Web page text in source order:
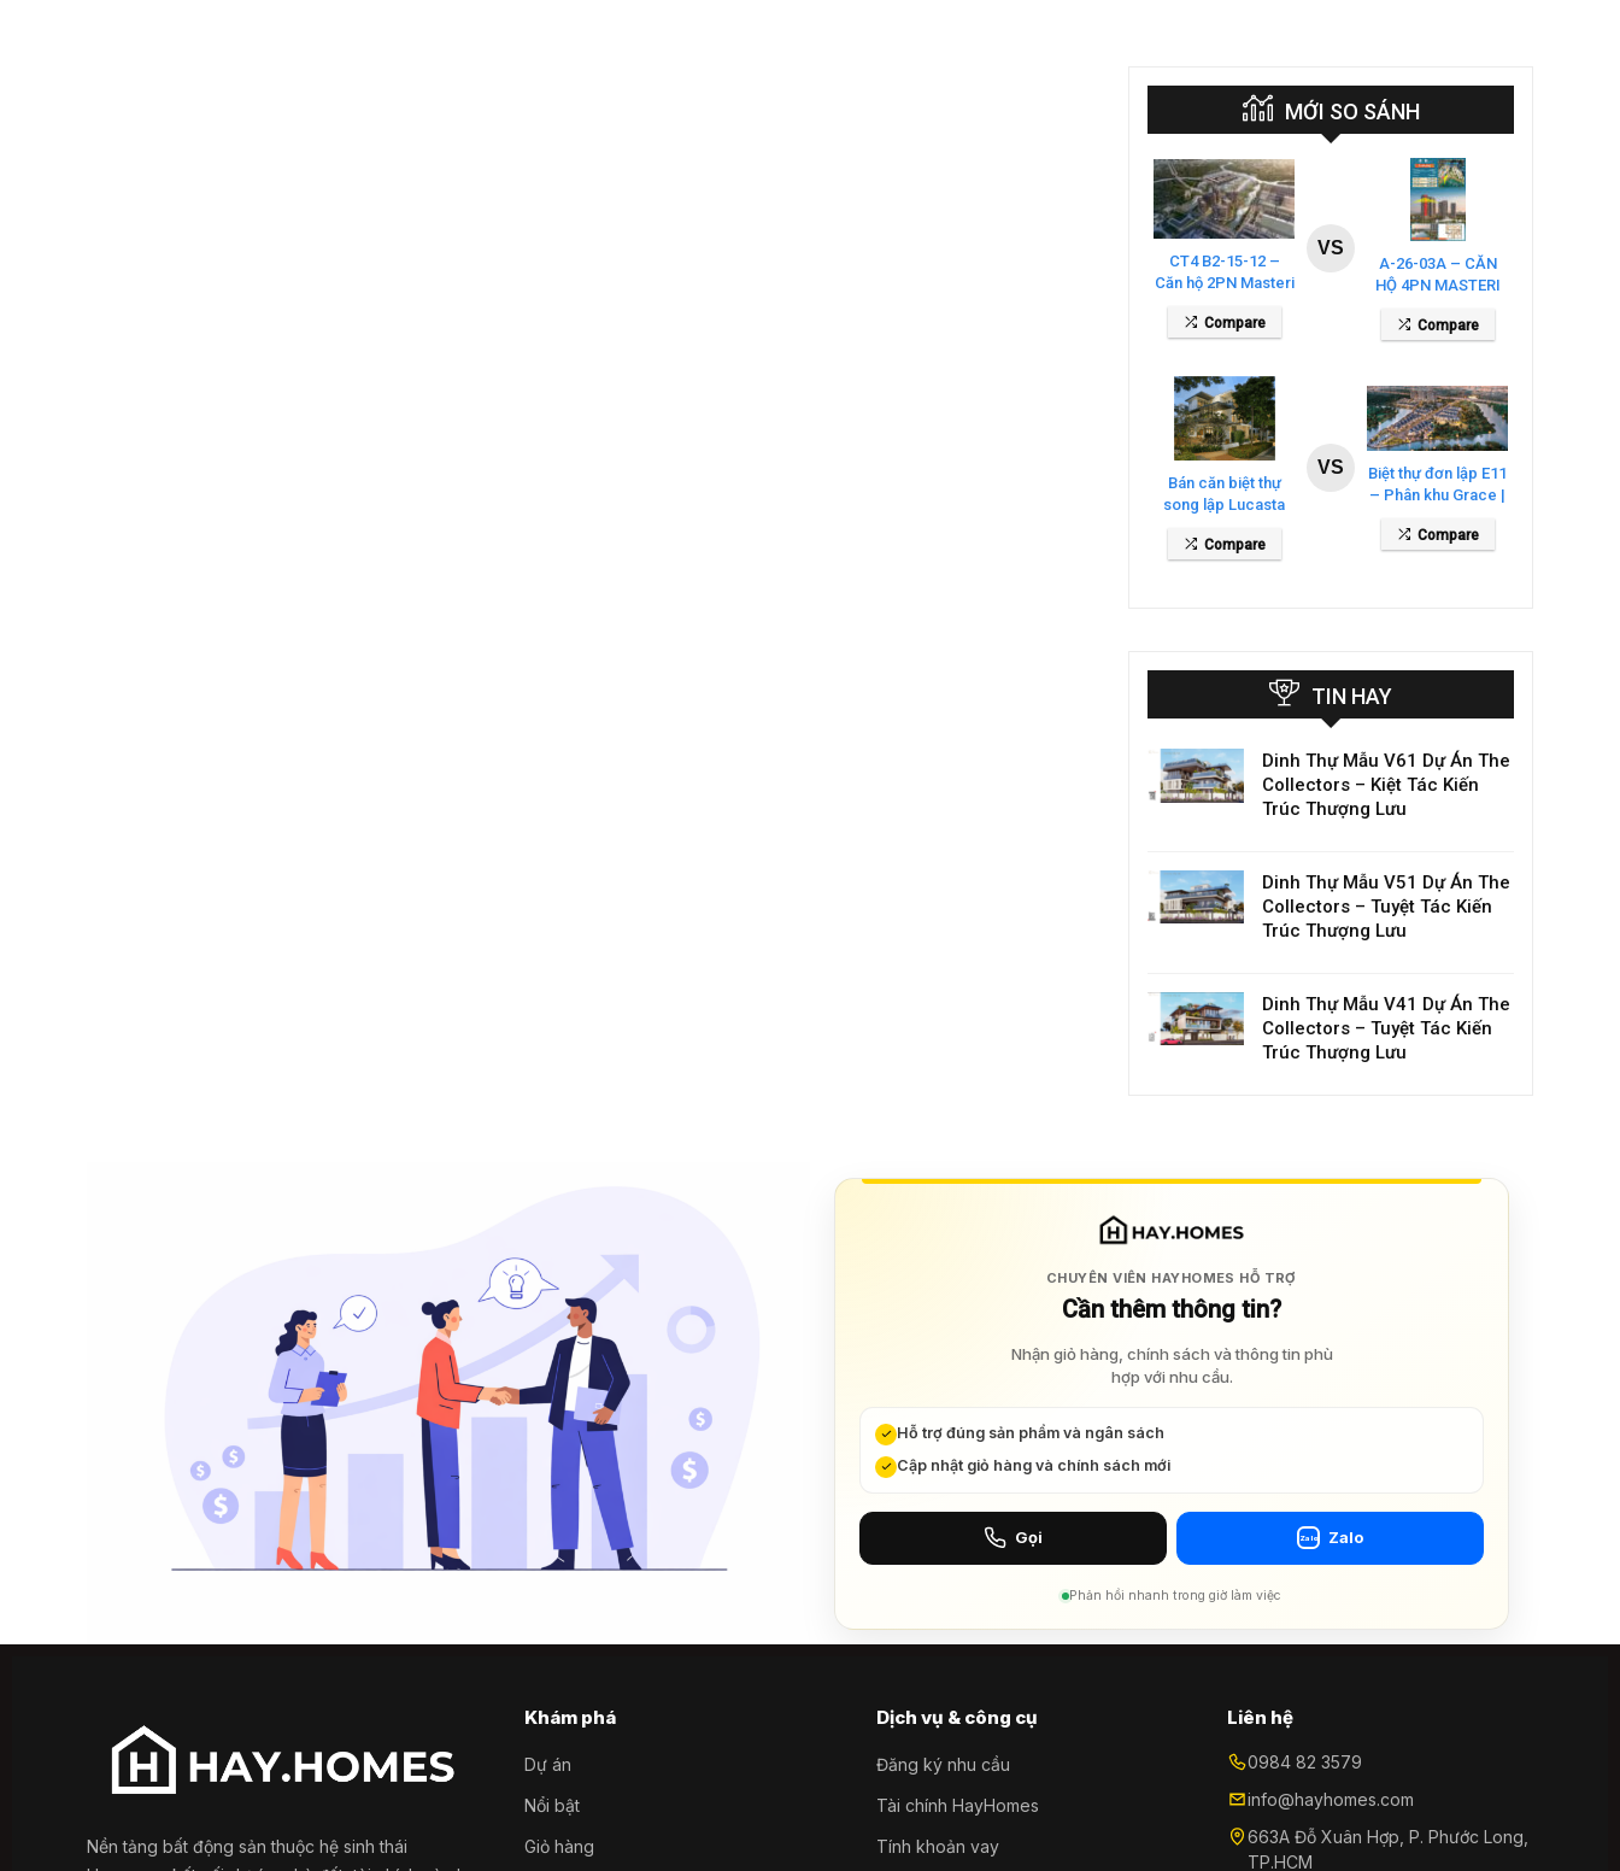
MỚI SO SÁNH
CT4 B2-15-12 –
Căn hộ 2PN Masteri
Compare
VS
A-26-03A – CĂN
HỘ 4PN MASTERI
COSMO CENTRAL
– THE GLOBAL
Compare
Bán căn biệt thự
song lập Lucasta
Villa – DT 175m2
giá 26 tỷ
Compare
VS
Biệt thự đơn lập E11
– Phân khu Grace |
Waters
Compare
TIN HAY
Dinh Thự Mẫu V61 Dự Án The
Collectors – Kiệt Tác Kiến
Trúc Thượng Lưu
Dinh Thự Mẫu V51 Dự Án The
Collectors – Tuyệt Tác Kiến
Trúc Thượng Lưu
Dinh Thự Mẫu V41 Dự Án The
Collectors – Tuyệt Tác Kiến
Trúc Thượng Lưu
CHUYÊN VIÊN HAYHOMES HỖ TRỢ
Cần thêm thông tin?
Nhận giỏ hàng, chính sách và thông tin phù
hợp với nhu cầu.
Hỗ trợ đúng sản phẩm và ngân sách
Cập nhật giỏ hàng và chính sách mới
Gọi Zalo Zalo
Phản hồi nhanh trong giờ làm việc
Nền tảng bất động sản thuộc hệ sinh thái
Khám phá
Dự án
Nổi bật
Giỏ hàng
Dịch vụ & công cụ
Đăng ký nhu cầu
Tài chính HayHomes
Tính khoản vay
Liên hệ
0984 82 3579
info@hayhomes.com
663A Đỗ Xuân Hợp, P. Phước Long,
TP.HCM